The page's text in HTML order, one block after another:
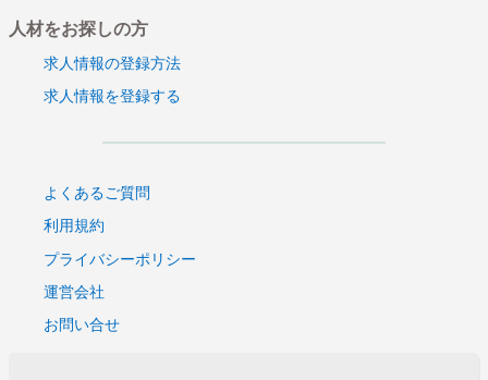
人材をお探しの方
求人情報の登録方法
求人情報を登録する
よくあるご質問
利用規約
プライバシーポリシー
運営会社
お問い合せ